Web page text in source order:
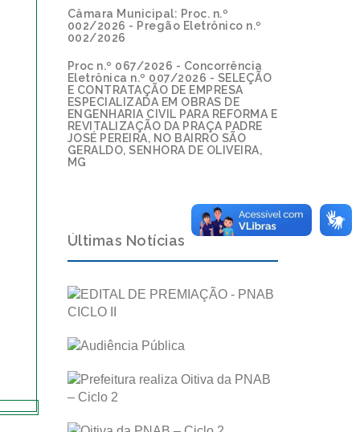
Câmara Municipal: Proc. n.º
002/2026 - Pregão Eletrônico n.º
002/2026
Proc n.º 067/2026 - Concorrência
Eletrônica n.º 007/2026 - SELEÇÃO
E CONTRATAÇÃO DE EMPRESA
ESPECIALIZADA EM OBRAS DE
ENGENHARIA CIVIL PARA REFORMA E
REVITALIZAÇÃO DA PRAÇA PADRE
JOSÉ PEREIRA, NO BAIRRO SÃO
GERALDO, SENHORA DE OLIVEIRA,
MG
Últimas Notícias